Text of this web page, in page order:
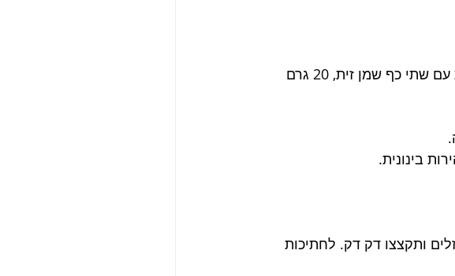
חתכו 4 פטריות פורטובלו לפרוסות דקות וצלו אותן על מחבת עם שתי כף שמן זית, 20 גרם
בינונית.
ותקצצו דק דק. לחתיכות